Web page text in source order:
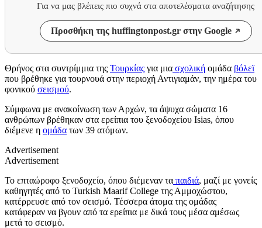
Για να μας βλέπεις πιο συχνά στα αποτελέσματα αναζήτησης
Προσθήκη της huffingtonpost.gr στην Google
Θρήνος στα συντρίμμια της Τουρκίας για μια σχολική ομάδα βόλεϊ
που βρέθηκε για τουρνουά στην περιοχή Αντιγιαμάν, την ημέρα του
φονικού σεισμού.
Σύμφωνα με ανακοίνωση των Αρχών, τα άψυχα σώματα 16
ανθρώπων βρέθηκαν στα ερείπια του ξενοδοχείου Isias, όπου
διέμενε η ομάδα των 39 ατόμων.
Advertisement
Advertisement
Το επταώροφο ξενοδοχείο, όπου διέμεναν τα παιδιά, μαζί με γονείς
καθηγητές από το Turkish Maarif College της Αμμοχώστου,
κατέρρευσε από τον σεισμό. Τέσσερα άτομα της ομάδας
κατάφεραν να βγουν από τα ερείπια με δικά τους μέσα αμέσως
μετά το σεισμό.